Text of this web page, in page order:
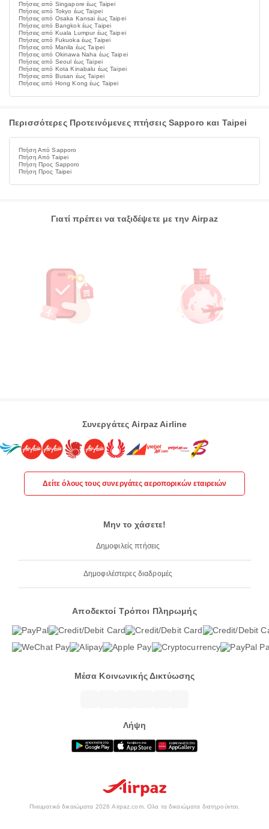
Πτήσεις από Singapore έως Taipei
Πτήσεις από Tokyo έως Taipei
Πτήσεις από Osaka Kansai έως Taipei
Πτήσεις από Bangkok έως Taipei
Πτήσεις από Kuala Lumpur έως Taipei
Πτήσεις από Fukuoka έως Taipei
Πτήσεις από Manila έως Taipei
Πτήσεις από Okinawa Naha έως Taipei
Πτήσεις από Seoul έως Taipei
Πτήσεις από Kota Kinabalu έως Taipei
Πτήσεις από Busan έως Taipei
Πτήσεις από Hong Kong έως Taipei
Περισσότερες Προτεινόμενες πτήσεις Sapporo και Taipei
Πτήση Από Sapporo
Πτήση Από Taipei
Πτήση Προς Sapporo
Πτήση Προς Taipei
Γιατί πρέπει να ταξιδέψετε με την Airpaz
Συνεργάτες Airpaz Airline
Δείτε όλους τους συνεργάτες αεροπορικών εταιρειών
Μην το χάσετε!
Δημοφιλείς πτήσεις
Δημοφιλέστερες διαδρομές
Αποδεκτοί Τρόποι Πληρωμής
Μέσα Κοινωνικής Δικτύωσης
Λήψη
Πνευματικά δικαιώματα 2026 Airpaz.com. Ολα τα δικαιώματα διατηρούνται.